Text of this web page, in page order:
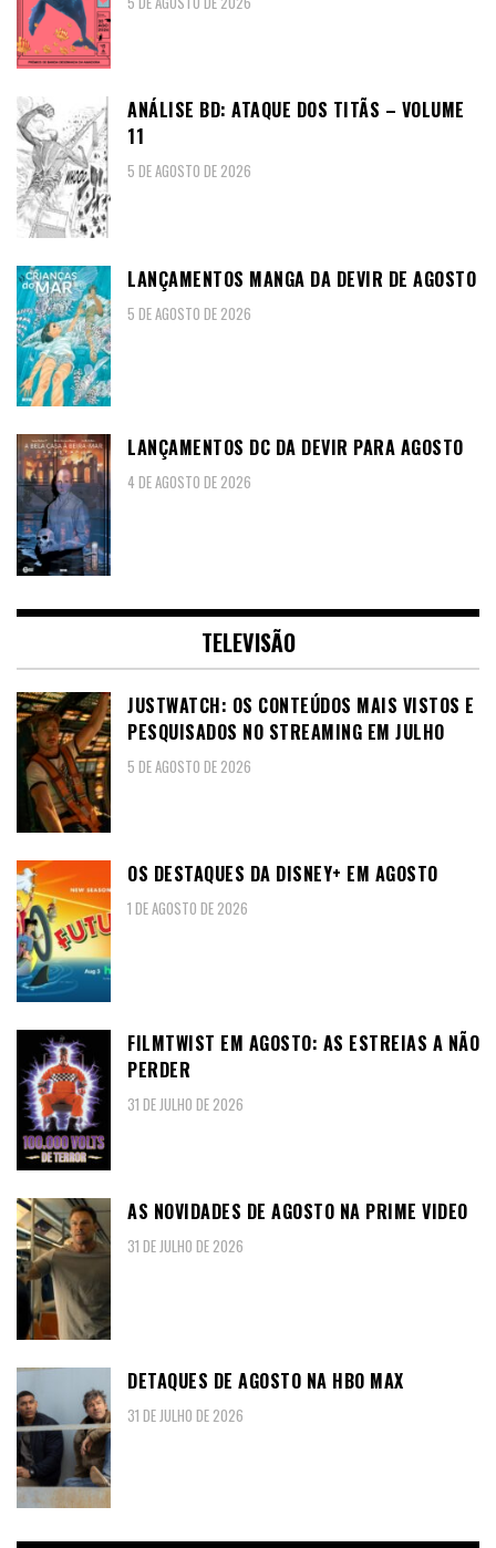
ANÁLISE BD: ATAQUE DOS TITÃS – VOLUME
11
5 DE AGOSTO DE 2026
LANÇAMENTOS MANGA DA DEVIR DE AGOSTO
5 DE AGOSTO DE 2026
LANÇAMENTOS DC DA DEVIR PARA AGOSTO
4 DE AGOSTO DE 2026
TELEVISÃO
JUSTWATCH: OS CONTEÚDOS MAIS VISTOS E
PESQUISADOS NO STREAMING EM JULHO
5 DE AGOSTO DE 2026
OS DESTAQUES DA DISNEY+ EM AGOSTO
1 DE AGOSTO DE 2026
FILMTWIST EM AGOSTO: AS ESTREIAS A NÃO
PERDER
31 DE JULHO DE 2026
AS NOVIDADES DE AGOSTO NA PRIME VIDEO
31 DE JULHO DE 2026
DETAQUES DE AGOSTO NA HBO MAX
31 DE JULHO DE 2026